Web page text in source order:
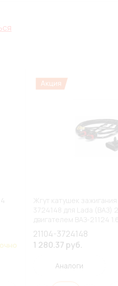
(ПЭ1)
21104-3724148
1 280.37 руб.
Аналоги